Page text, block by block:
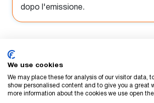
dopo l'emissione.
Conformità e
Il nostro servizio rispetta le
dell'UE sulla protezione dei
We use cookies
We may place these for analysis of our visitor data,
show personalised content and to give you a great
more information about the cookies we use open